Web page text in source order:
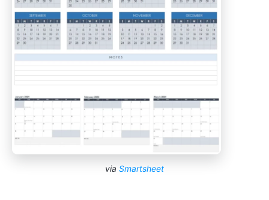
via Smartsheet